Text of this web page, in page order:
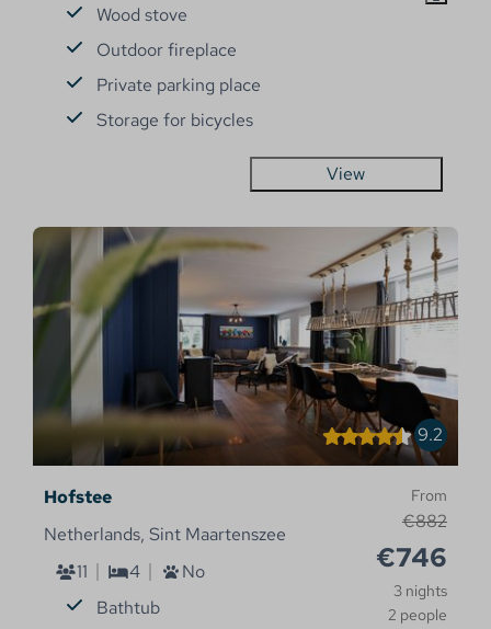
Wood stove
Outdoor fireplace
Private parking place
Storage for bicycles
View
9.2
From
€882
€746
3 nights
2 people
Hofstee
Netherlands, Sint Maartenszee
11
4
No
Bathtub